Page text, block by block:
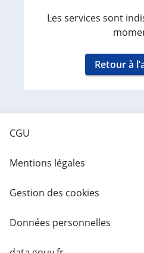
Les services sont
Retour à
CGU
Mentions légales
Gestion des cookies
Données personnelles